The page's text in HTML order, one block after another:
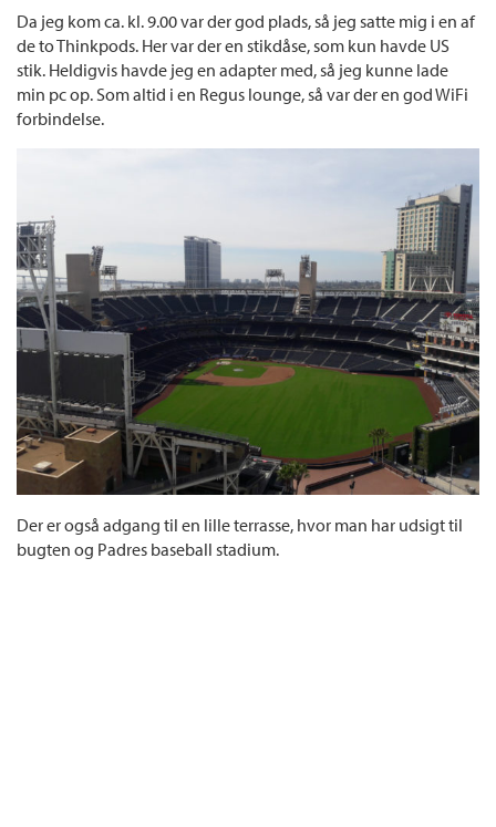
Da jeg kom ca. kl. 9.00 var der god plads, så jeg satte mig i en af
de to Thinkpods. Her var der en stikdåse, som kun havde US
stik. Heldigvis havde jeg en adapter med, så jeg kunne lade
min pc op. Som altid i en Regus lounge, så var der en god WiFi
forbindelse.
Der er også adgang til en lille terrasse, hvor man har udsigt til
bugten og Padres baseball stadium.